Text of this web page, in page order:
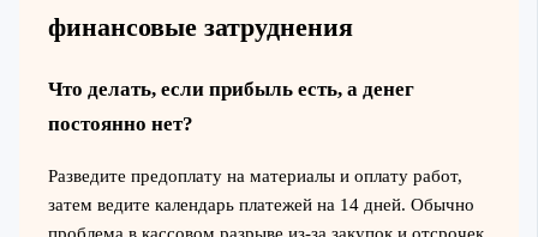
финансовые затруднения
Что делать, если прибыль есть, а денег
постоянно нет?
Разведите предоплату на материалы и оплату работ,
затем ведите календарь платежей на 14 дней. Обычно